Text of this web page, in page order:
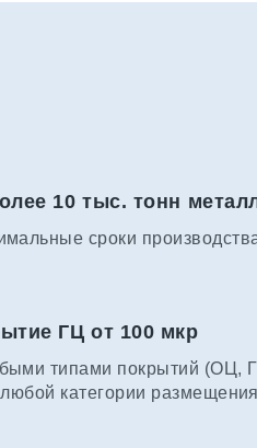
10 тыс. тонн
сроки
ГЦ от 100 мкр
типами покрытий (ОЦ,
категории